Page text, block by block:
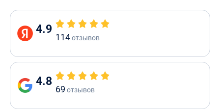
4.9
114отзывов
4.8
69 отзывов